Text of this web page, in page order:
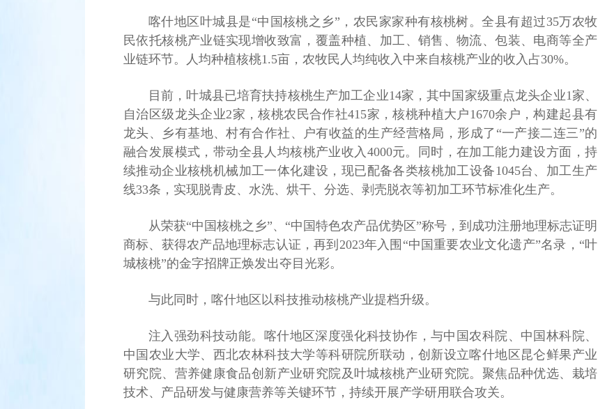
喀什地区叶城县是“中国核桃之乡”，农民家家种有核桃树。全县有超过35万农牧
民依托核桃产业链实现增收致富，覆盖种植、加工、销售、物流、包装、电商等全产
业链环节。人均种植核桃1.5亩，农牧民人均纯收入中来自核桃产业的收入占30%。
目前，叶城县已培育扶持核桃生产加工企业14家，其中国家级重点龙头企业1家、
自治区级龙头企业2家，核桃农民合作社415家，核桃种植大户1670余户，构建起县有
龙头、乡有基地、村有合作社、户有收益的生产经营格局，形成了“一产接二连三”的
融合发展模式，带动全县人均核桃产业收入4000元。同时，在加工能力建设方面，持
续推动企业核桃机械加工一体化建设，现已配备各类核桃加工设备1045台、加工生产
线33条，实现脱青皮、水洗、烘干、分选、剥壳脱衣等初加工环节标准化生产。
从荣获“中国核桃之乡”、“中国特色农产品优势区”称号，到成功注册地理标志证明
商标、获得农产品地理标志认证，再到2023年入围“中国重要农业文化遗产”名录，“叶
城核桃”的金字招牌正焕发出夺目光彩。
与此同时，喀什地区以科技推动核桃产业提档升级。
注入强劲科技动能。喀什地区深度强化科技协作，与中国农科院、中国林科院、
中国农业大学、西北农林科技大学等科研院所联动，创新设立喀什地区昆仑鲜果产业
研究院、营养健康食品创新产业研究院及叶城核桃产业研究院。聚焦品种优选、栽培
技术、产品研发与健康营养等关键环节，持续开展产学研用联合攻关。